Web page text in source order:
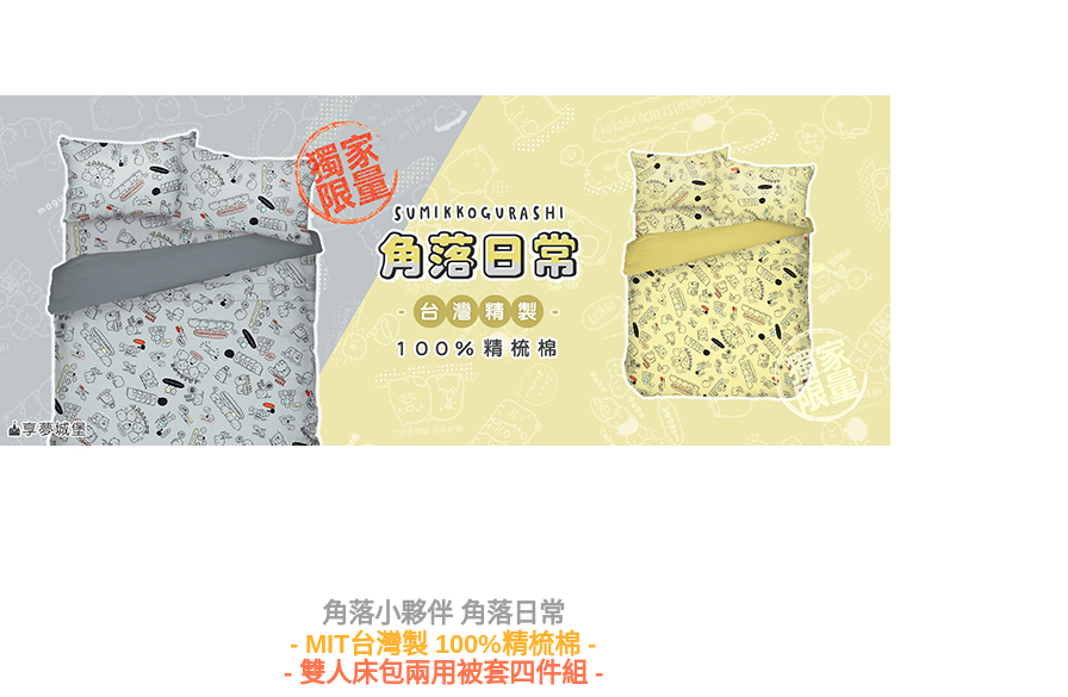
宅配
每筆NT$80，滿NT$699(含以上)免運費
角落小夥伴 角落日常
- MIT台灣製 100%精梳棉 -
- 雙人床包兩用被套四件組 -